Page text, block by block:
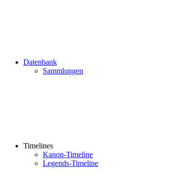
Datenbank
Sammlungen
Timelines
Kanon-Timeline
Legends-Timeline